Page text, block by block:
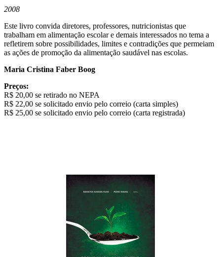
2008
Este livro convida diretores, professores, nutricionistas que
trabalham em alimentação escolar e demais interessados no tema a
refletirem sobre possibilidades, limites e contradições que permeiam
as ações de promoção da alimentação saudável nas escolas.
Maria Cristina Faber Boog
Preços:
R$ 20,00 se retirado no NEPA
R$ 22,00 se solicitado envio pelo correio (carta simples)
R$ 25,00 se solicitado envio pelo correio (carta registrada)